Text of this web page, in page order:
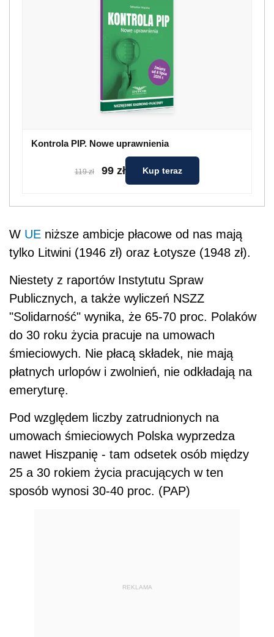
Kontrola PIP. Nowe uprawnienia
119 zł 99 zł Kup teraz
W UE niższe ambicje płacowe od nas mają
tylko Litwini (1946 zł) oraz Łotysze (1948 zł).
Niestety z raportów Instytutu Spraw
Publicznych, a także wyliczeń NSZZ
"Solidarność" wynika, że 65-70 proc. Polaków
do 30 roku życia pracuje na umowach
śmieciowych. Nie płacą składek, nie mają
płatnych urlopów i zwolnień, nie odkładają na
emeryturę.
Pod względem liczby zatrudnionych na
umowach śmieciowych Polska wyprzedza
nawet Hiszpanię - tam odsetek osób między
25 a 30 rokiem życia pracujących w ten
sposób wynosi 30-40 proc. (PAP)
REKLAMA